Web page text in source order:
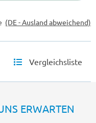
(DE - Ausland abweichend)
Vergleichsliste
ERWARTEN